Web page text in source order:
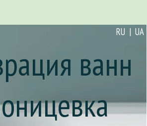
меню
RU | UA
ванн